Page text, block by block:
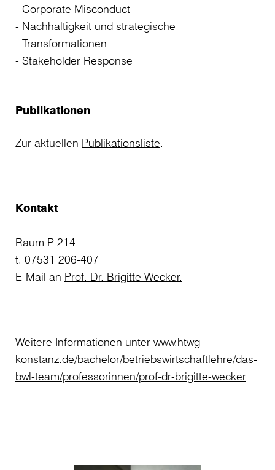
Corporate Misconduct
Nachhaltigkeit und strategische
Transformationen
Stakeholder Response
Publikationen
Zur aktuellen Publikationsliste.
Kontakt
Raum P 214
t. 07531 206-407
E-Mail an Prof. Dr. Brigitte Wecker.
Weitere Informationen unter www.htwg-
konstanz.de/bachelor/betriebswirtschaftlehre/das-
bwl-team/professorinnen/prof-dr-brigitte-wecker